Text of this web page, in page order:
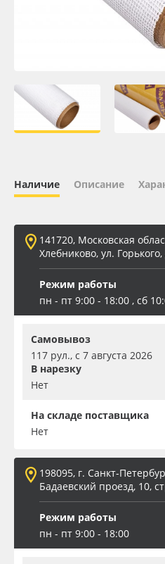
Плёнка монтажная Oratape
ПЭТ листовой
Баннер
Заготовки для сувениров
Наличие Описание
141720, Московская
Хлебниково, ул.
Режим работы
пн - пт 9:00 - 18:00 , сб
Самовывоз
117 рул., с 7 августа 2026
В нарезку
Нет
На складе поставщика
Нет
198095, г. Санкт-
Бадаевский проезд, 10,
Режим работы
пн - пт 9:00 - 18:00